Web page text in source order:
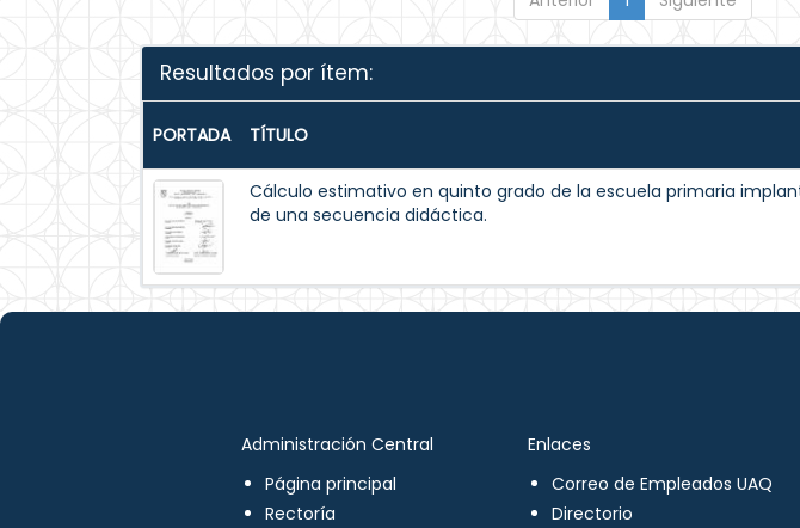
Resultados por ítem:
PORTADA TÍTULO
Cálculo estimativo en quinto grado de la escuela primaria
de una secuencia didáctica.
Administración Central
Página principal
Rectoría
Enlaces
Correo de Empleados UAQ
Directorio